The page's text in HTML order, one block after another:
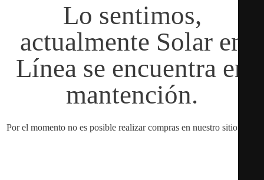
Lo sentimos,
actualmente Solar en
Línea se encuentra en
mantención.
Por el momento no es posible realizar compras en nuestro sitio web.